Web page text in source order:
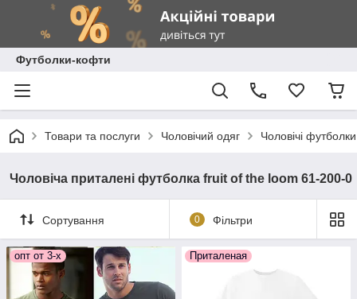
Футболки-кофти
Товари та послуги Чоловічий одяг Чоловічі футболки
Чоловіча приталені футболка fruit of the loom 61-200-0
Сортування 0 Фільтри
опт от 3-х Приталеная